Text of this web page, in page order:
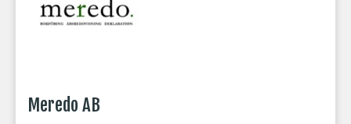
Meredo AB